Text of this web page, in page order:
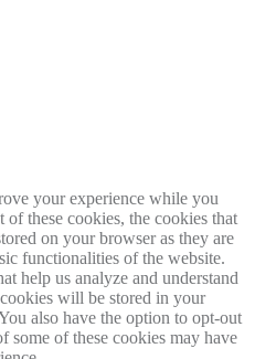
your experience while you
these cookies, the cookies that
on your browser as they are
functionalities of the website.
help us analyze and understand
will be stored in your
also have the option to opt-out
some of these cookies may have